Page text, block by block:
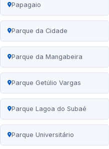
Papagaio
Parque da Cidade
Parque da Mangabeira
Parque Getúlio Vargas
Parque Lagoa do Subaé
Parque Universitário